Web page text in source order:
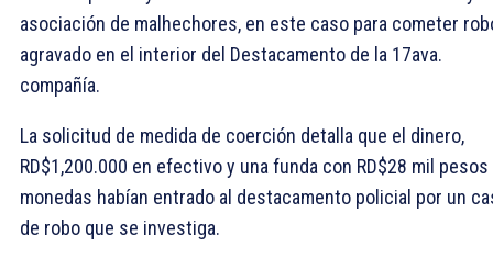
asociación de malhechores, en este caso para cometer
agravado en el interior del Destacamento de la 17ava.
compañía.
La solicitud de medida de coerción detalla que el dinero,
RD$1,200.000 en efectivo y una funda con RD$28 mil pesos
monedas habían entrado al destacamento policial por un
de robo que se investiga.